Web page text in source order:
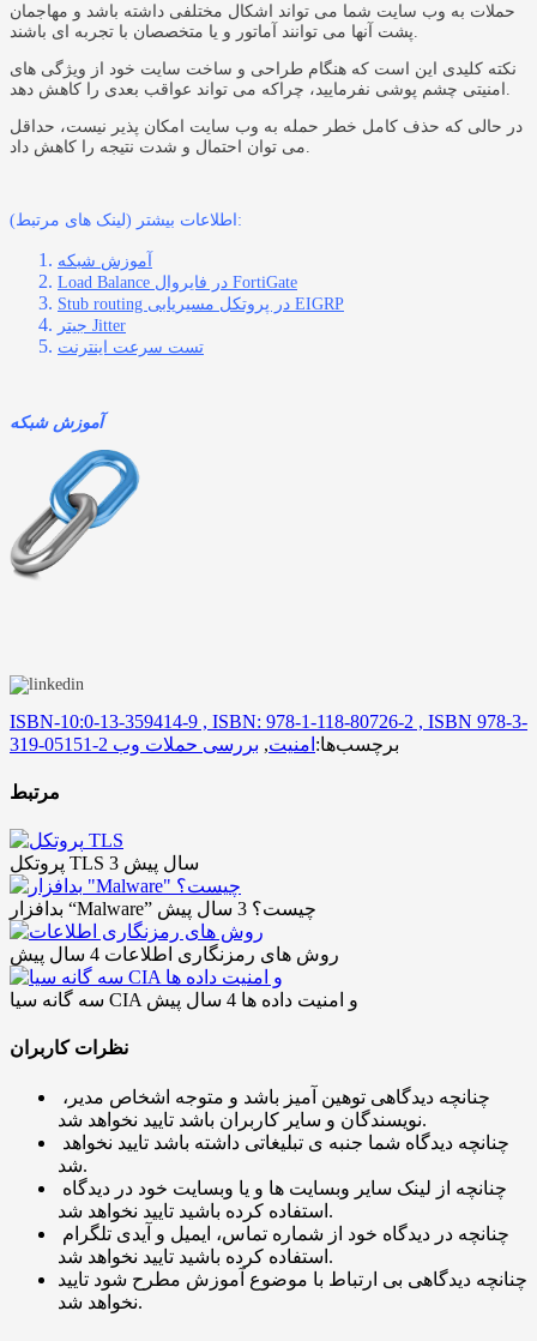
حملات به وب سایت شما می تواند اشکال مختلفی داشته باشد و مهاجمان
نکته کلیدی این است که هنگام طراحی و ساخت سایت خود از ویژگی های
در حالی که حذف کامل خطر حمله به وب سایت امکان پذیر نیست، حداقل
اطلاعات بیشتر (لینک های مرتبط):
آموزش شبکه
Load Balance در فایروال FortiGate
Stub routing در پروتکل مسیریابی EIGRP
جیتر Jitter
تست سرعت اینترنت
آموزش شبکه
ISBN-10:0-13-359414-9 , ISBN: 978-1-118-80726-2 , ISBN 978-3-
319-05151-2
برچسب‌ها: امنیت, بررسی حملات وب
مرتبط
پروتکل TLS 3 سال پیش
بدافزار “Malware” چیست؟ 3 سال پیش
روش های رمزنگاری اطلاعات 4 سال پیش
سه گانه سیا CIA و امنیت داده ها 4 سال پیش
نظرات کاربران
نویسندگان و سایر کاربران باشد تایید نخواهد شد.
شد.
استفاده کرده باشید تایید نخواهد شد.
استفاده کرده باشید تایید نخواهد شد.
چنانچه دیدگاهی بی ارتباط با موضوع آموزش مطرح شود تایید
نخواهد شد.